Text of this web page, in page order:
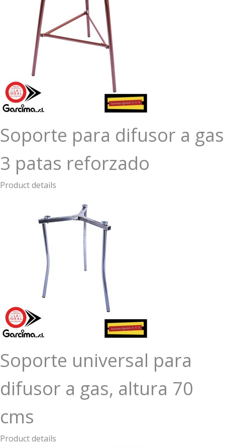
Soporte para difusor a gas
3 patas reforzado
Product details
Soporte universal para
difusor a gas, altura 70
cms
Product details